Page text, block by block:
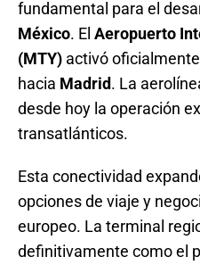
fundamental para el
México. El Aeropuerto
(MTY) activó
hacia Madrid. La
desde hoy la operación
transatlánticos.
Esta conectividad
opciones de viaje y
europeo. La terminal
definitivamente como el